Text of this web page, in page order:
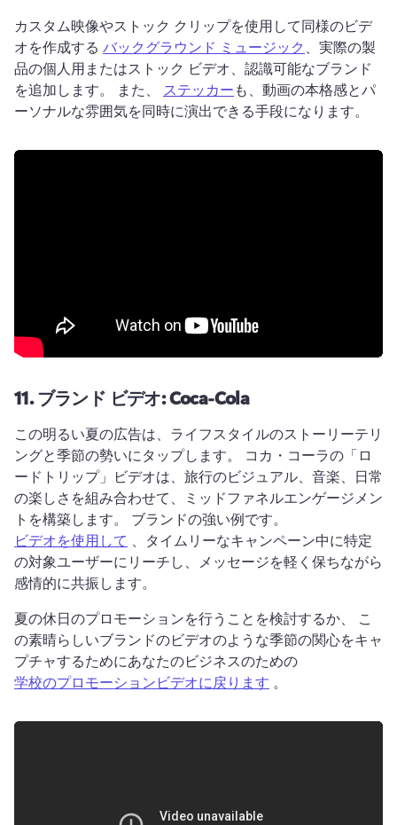
カスタム映像やストック クリップを使用して同様のビデ
オを作成する バックグラウンド ミュージック
、実際の製
品の個人用またはストック ビデオ、認識可能なブランド
を追加します。
また、 ステッカーも、動画の本格感とパ
ーソナルな雰囲気を同時に演出できる手段になります。
11.ブランド ビデオ: Coca-Cola
この明るい夏の広告は、ライフスタイルのストーリーテリ
ングと季節の勢いにタップします。 コカ・コーラの「ロ
ードトリップ」ビデオは、旅行のビジュアル、音楽、日常
の楽しさを組み合わせて、ミッドファネルエンゲージメン
トを構築します。 ブランドの強い例です。
ビデオを使用して 、タイムリーなキャンペーン中に特定
の対象ユーザーにリーチし、メッセージを軽く保ちながら
感情的に共振します。
夏の休日のプロモーションを行うことを検討するか、 こ
の素晴らしいブランドのビデオのような季節の関心をキャ
プチャするためにあなたのビジネスのための
学校のプロモーションビデオに戻ります 。